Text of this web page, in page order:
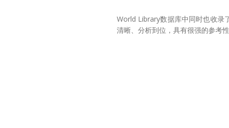
World Library数据库中同时也收录
清晰、分析到位，具有很强的参考性